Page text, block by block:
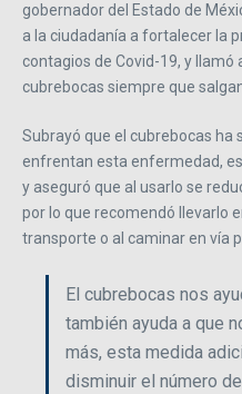
gobernador del Estado de
a la ciudadanía a fortalecer la
contagios de Covid-19, y llamó
cubrebocas siempre que
Subrayó que el cubrebocas ha
enfrentan esta enfermedad,
y aseguró que al usarlo se
por lo que recomendó llevarlo
transporte o al caminar en vía
El cubrebocas nos
también ayuda a que
más, esta medida
disminuir el número